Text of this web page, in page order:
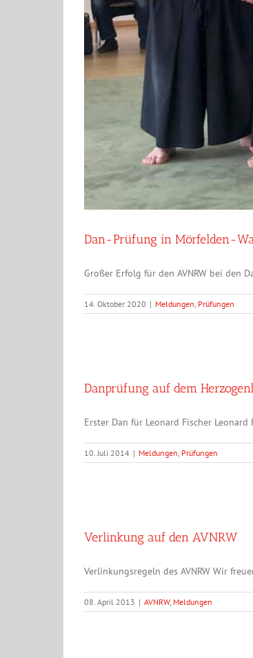
Dan-Prüfung in Mörfelden-
Großer Erfolg für den AVNRW bei den
14. Oktober 2020 | Meldungen, Prüfungen
Danprüfung auf dem
Erster Dan für Leonard Fischer
10. Juli 2014 | Meldungen, Prüfungen
Verlinkung auf den AVNRW
Verlinkungsregeln des AVNRW Wir
08. April 2013 | AVNRW, Meldungen